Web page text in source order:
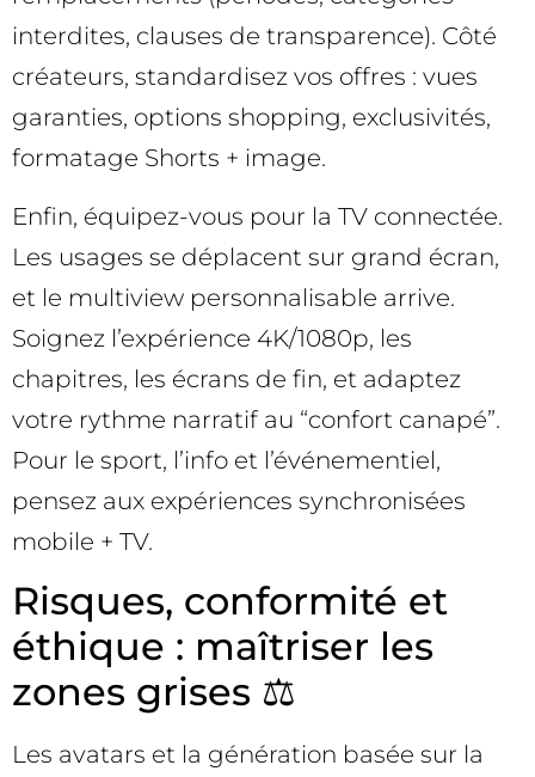
interdites, clauses de transparence). Côté
créateurs, standardisez vos offres : vues
garanties, options shopping, exclusivités,
formatage Shorts + image.
Enfin, équipez-vous pour la TV connectée.
Les usages se déplacent sur grand écran,
et le multiview personnalisable arrive.
Soignez l’expérience 4K/1080p, les
chapitres, les écrans de fin, et adaptez
votre rythme narratif au “confort canapé”.
Pour le sport, l’info et l’événementiel,
pensez aux expériences synchronisées
mobile + TV.
Risques, conformité et
éthique : maîtriser les
zones grises ⚖️
Les avatars et la génération basée sur la